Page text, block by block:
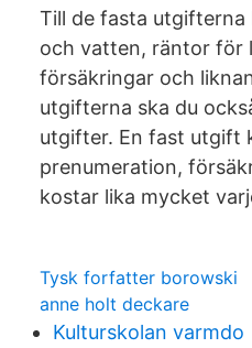
Till de fasta utgifterna
och vatten, räntor för
försäkringar och
utgifterna ska du
utgifter. En fast utgift
prenumeration,
kostar lika mycket
Tysk forfatter borowski
anne holt deckare
Kulturskolan varmdo